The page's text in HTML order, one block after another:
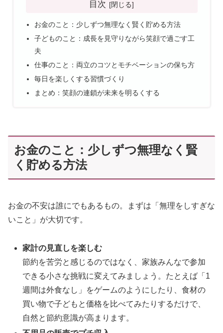
目次
お金のこと：少しずつ無理なく賢く貯める方法
子どものこと：成長を見守りながら笑顔で過ごす工
夫
仕事のこと：両立のコツとモチベーションの保ち方
毎日を楽しくする習慣づくり
まとめ：笑顔の連鎖が未来を明るくする
お金のこと：少しずつ無理なく賢
く貯める方法
お金の不安は誰にでもあるもの。まずは「無理をしすぎな
いこと」が大切です。
家計の見直しを楽しむ
節約を苦労と感じるのではなく、家族みんなで参加
できる小さな挑戦に変えてみましょう。たとえば「1
週間は外食なし」をゲームのようにしたり、食材の
買い物で子どもと価格を比べてみたりするだけで、
自然と節約意識が高まります。